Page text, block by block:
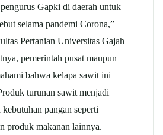
Gapki di daerah untuk
selama pandemi Corona,”
Pertanian Universitas Gajah
pemerintah pusat maupun
bahwa kelapa sawit ini
turunan sawit menjadi
pangan seperti
produk makanan lainnya.